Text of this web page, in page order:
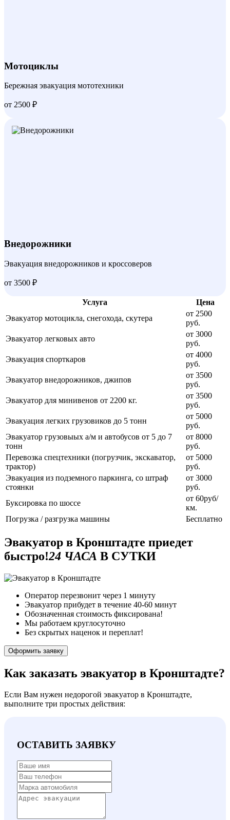
Мотоциклы
Бережная эвакуация мототехники
от 2500 ₽
Внедорожники
Эвакуация внедорожников и кроссоверов
от 3500 ₽
Услуга
Цена
Эвакуатор мотоцикла, снегохода, скутера
от 2500
руб.
Эвакуатор легковых авто
от 3000
руб.
Эвакуация спорткаров
от 4000
руб.
Эвакуатор внедорожников, джипов
от 3500
руб.
Эвакуатор для минивенов от 2200 кг.
от 3500
руб.
Эвакуация легких грузовиков до 5 тонн
от 5000
руб.
Эвакуатор грузовыых а/м и автобусов от 5 до 7
тонн
от 8000
руб.
Перевозка спецтехники (погрузчик, экскаватор,
трактор)
от 5000
руб.
Эвакуация из подземного паркинга, со штраф
стоянки
от 3000
руб.
Буксировка по шоссе
от 60руб/
км.
Погрузка / разгрузка машины
Бесплатно
Эвакуатор в Кронштадте приедет
быстро!24 ЧАСА В СУТКИ
Оператор перезвонит через 1 минуту
Эвакуатор прибудет в течение 40-60 минут
Обозначенная стоимость фиксирована!
Мы работаем круглосуточно
Без скрытых наценок и переплат!
Оформить заявку
Как заказать эвакуатор в Кронштадте?
Если Вам нужен недорогой эвакуатор в Кронштадте,
выполните три простых действия:
ОСТАВИТЬ ЗАЯВКУ